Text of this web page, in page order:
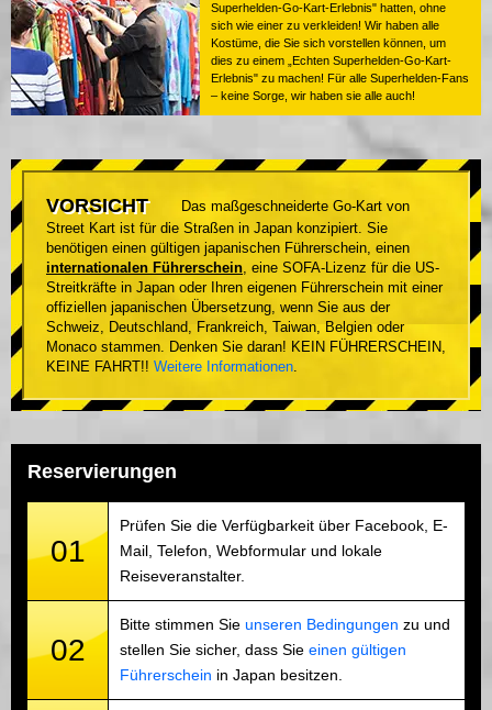
Superhelden-Go-Kart-Erlebnis" hatten, ohne
sich wie einer zu verkleiden! Wir haben alle
Kostüme, die Sie sich vorstellen können, um
dies zu einem „Echten Superhelden-Go-Kart-
Erlebnis" zu machen! Für alle Superhelden-Fans
– keine Sorge, wir haben sie alle auch!
VORSICHT
Das maßgeschneiderte Go-Kart von
Street Kart ist für die Straßen in Japan konzipiert. Sie
benötigen einen gültigen japanischen Führerschein, einen
internationalen Führerschein, eine SOFA-Lizenz für die US-
Streitkräfte in Japan oder Ihren eigenen Führerschein mit einer
offiziellen japanischen Übersetzung, wenn Sie aus der
Schweiz, Deutschland, Frankreich, Taiwan, Belgien oder
Monaco stammen. Denken Sie daran! KEIN FÜHRERSCHEIN,
KEINE FAHRT!! Weitere Informationen.
Reservierungen
01
Prüfen Sie die Verfügbarkeit über Facebook, E-
Mail, Telefon, Webformular und lokale
Reiseveranstalter.
02
Bitte stimmen Sie unseren Bedingungen zu und
stellen Sie sicher, dass Sie einen gültigen
Führerschein in Japan besitzen.